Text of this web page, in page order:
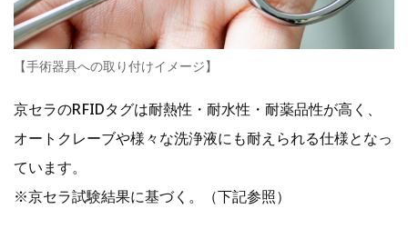
【手術器具への取り付けイメージ】
京セラのRFIDタグは耐熱性・耐水性・耐薬品性が高く、
オートクレーブや様々な洗浄液にも耐えられる仕様となっ
ています。
※京セラ試験結果に基づく。（下記参照）